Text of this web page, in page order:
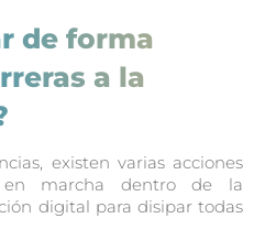
de forma
a la
existen varias acciones
en marcha dentro de la
digital para disipar todas